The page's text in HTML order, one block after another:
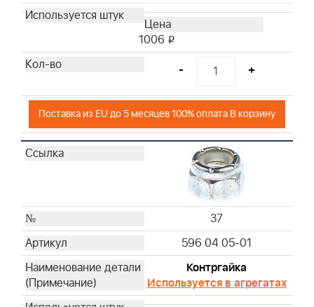
1006 i
- +
Поставка из EU до 5 месяцев 100% оплата В корзину
37
596 04 05-01
Контргайка
Используется в агрегатах